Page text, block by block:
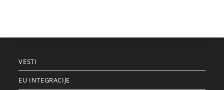
VESTI
EU INTEGRACIJE